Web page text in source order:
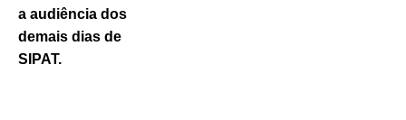
a audiência dos
demais dias de
SIPAT.